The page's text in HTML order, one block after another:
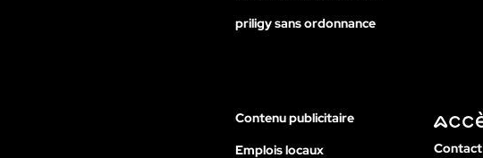
priligy sans ordonnance
Contenu publicitaire
Emplois locaux
Contact